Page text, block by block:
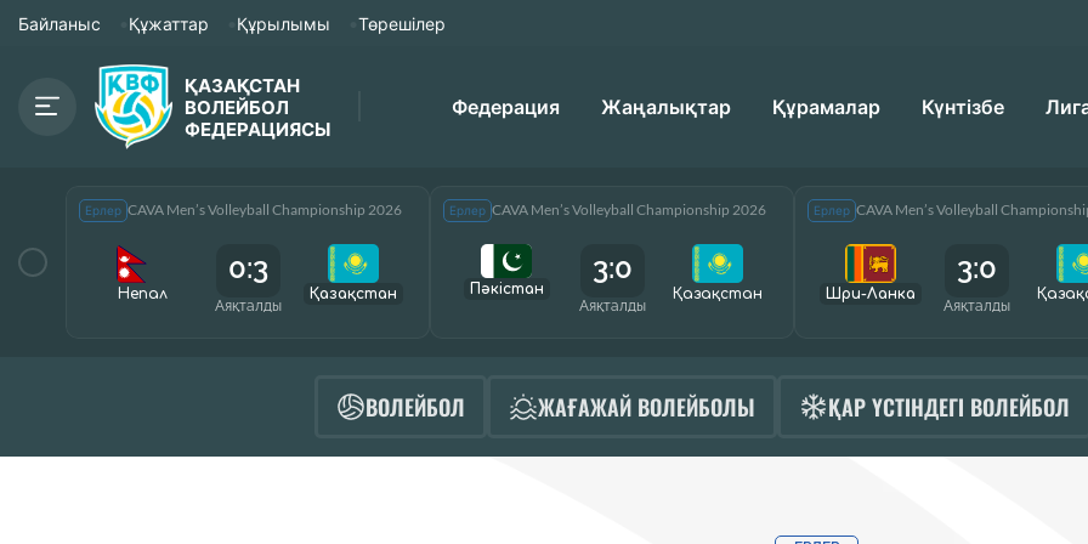
Байланыс Құжаттар Құрылымы Төрешілер
ҚАЗАҚСТАН
ВОЛЕЙБОЛ
ФЕДЕРАЦИЯСЫ
Федерация Жаңалықтар Құрамалар Күнтізбе
Ерлер CAVA Men’s Volleyball Championship 2026
Непал
0:3
Аяқталды
Қазақcтан
Ерлер CAVA Men’s Volleyball Championship 2026
Пәкістан
3:0
Аяқталды
Қазақcтан
Ерлер CAVA Men’s Volleyball
Шри-Ланка
3:0
Аяқталды
ВОЛЕЙБОЛ ЖАҒАЖАЙ ВОЛЕЙБОЛЫ ҚАР ҮСТІНДЕГІ ВОЛЕЙБОЛ